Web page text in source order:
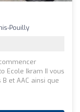
Pouilly
Ecole Ikram II vous
et AAC ainsi que